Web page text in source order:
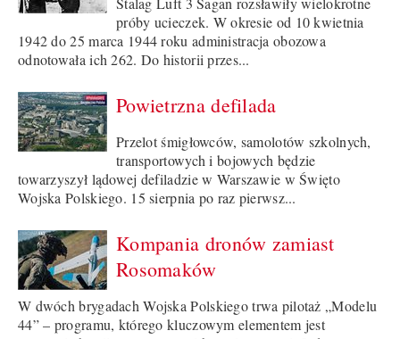
próby ucieczek. W okresie od 10 kwietnia
1942 do 25 marca 1944 roku administracja obozowa
odnotowała ich 262. Do historii przes...
Powietrzna defilada
Przelot śmigłowców, samolotów szkolnych,
transportowych i bojowych będzie
towarzyszył lądowej defiladzie w Warszawie w Święto
Wojska Polskiego. 15 sierpnia po raz pierwsz...
Kompania dronów zamiast
Rosomaków
W dwóch brygadach Wojska Polskiego trwa pilotaż „Modelu
44” – programu, którego kluczowym elementem jest